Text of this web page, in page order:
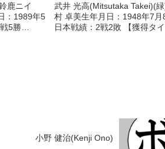
鹿ニイ
：1989年5
5勝
武井 光高(Mitsutaka Takei)(
村 卓美生年月日：1948年7月
日本戦績：2戦2敗 【獲得タイ
小野 健治(Kenji Ono)